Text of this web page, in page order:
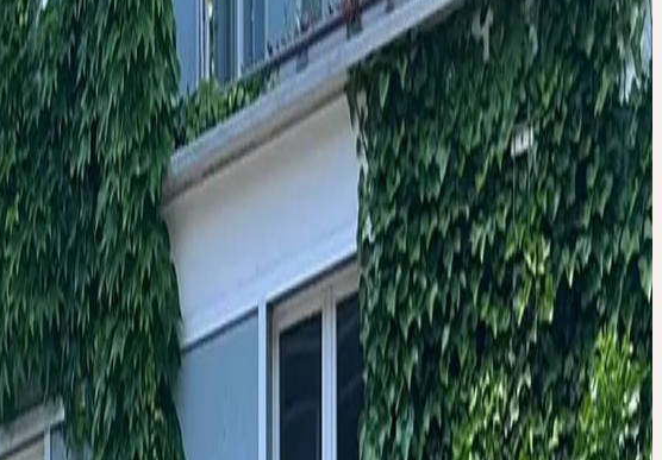
wie Ceres
SIE, WIE